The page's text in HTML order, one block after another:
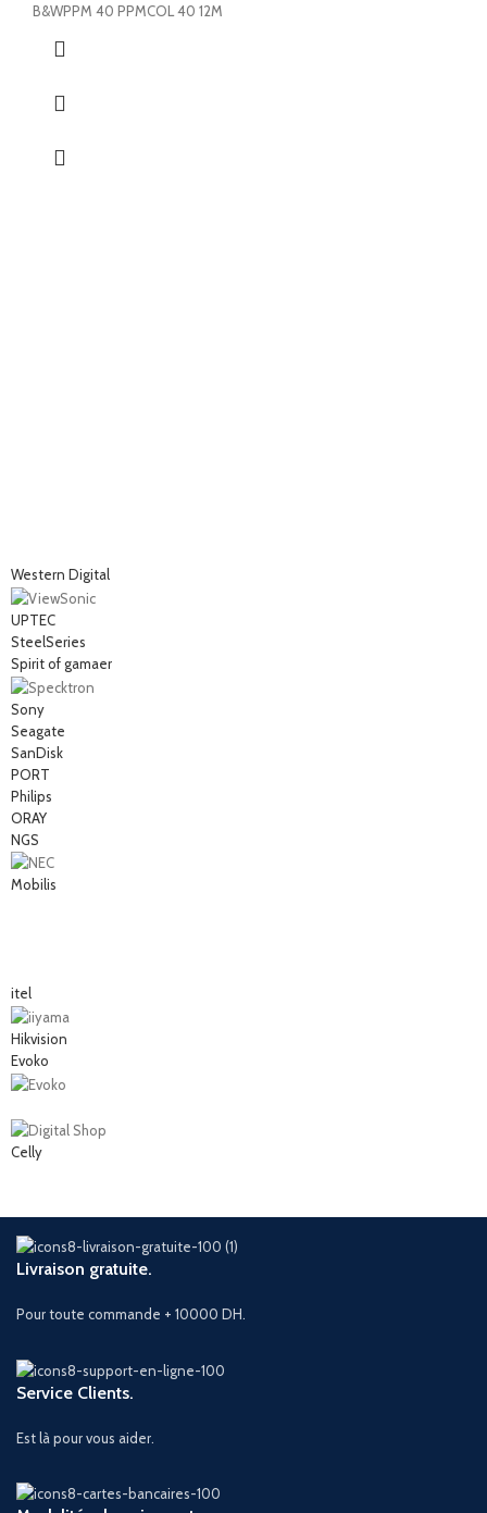
B&WPPM 40 PPMCOL 40 12M
Western Digital
UPTEC
SteelSeries
Spirit of gamaer
Sony
Seagate
SanDisk
PORT
Philips
ORAY
NGS
Mobilis
itel
Hikvision
Evoko
Celly
Livraison gratuite.
Pour toute commande + 10000 DH.
Service Clients.
Est là pour vous aider.